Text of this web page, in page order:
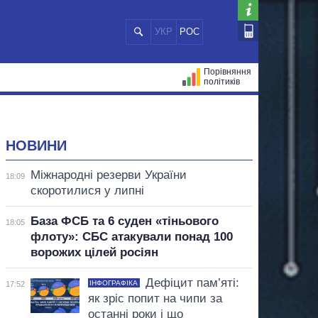
УКР РОС
Порівняння
політиків
НОВИНИ
18:09
Міжнародні резерви України
скоротилися у липні
18:05
База ФСБ та 6 суден «тіньового
флоту»: СБС атакували понад 100
ворожих цілей росіян
17:52 ІНФОГРАФІКА
Дефіцит пам’яті:
як зріс попит на чипи за
останні роки і що